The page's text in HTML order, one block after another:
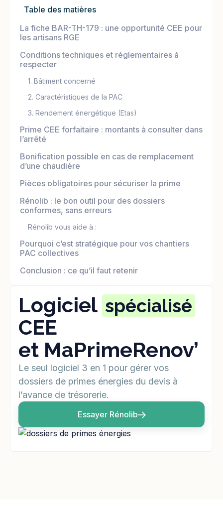
Table des matières
La fiche BAR-TH-179 : une opportunité CEE pour
les artisans RGE
Conditions techniques et réglementaires à
respecter
1. Bâtiment concerné
2. Caractéristiques de la PAC
3. Rendement énergétique (Etas)
Prime CEE forfaitaire : montants à consulter dans
l’arrêté
Bonification possible en cas de remplacement
d’une chaudière
Pièces obligatoires pour sécuriser la prime
Rénolib : le bon outil pour des dossiers
conformes, sans erreurs
Rénolib vous aide à :
Pourquoi c’est stratégique pour vos chantiers
PAC collectives
Conclusion : ce qu’il faut retenir
Logiciel spécialisé
CEE
et MaPrimeRenov’
Le seul logiciel 3 en 1 pour gérer vos
dossiers de primes énergies du devis à
l’avance de trésorerie.
Essayer Rénolib